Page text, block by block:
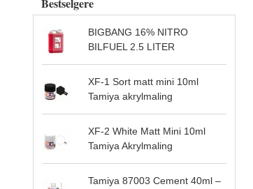
BIGBANG 16% NITRO
BILFUEL 2.5 LITER
XF-1 Sort matt mini 10ml
Tamiya akrylmaling
XF-2 White Matt Mini 10ml
Tamiya Akrylmaling
Tamiya 87003 Cement 40ml –